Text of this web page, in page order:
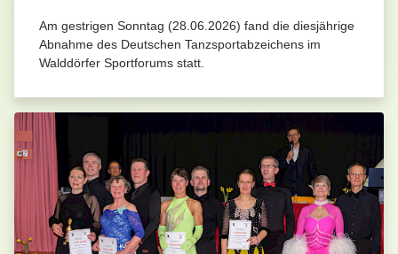
Am gestrigen Sonntag (28.06.2026) fand die diesjährige
Abnahme des Deutschen Tanzsportabzeichens im
Walddörfer Sportforums statt.